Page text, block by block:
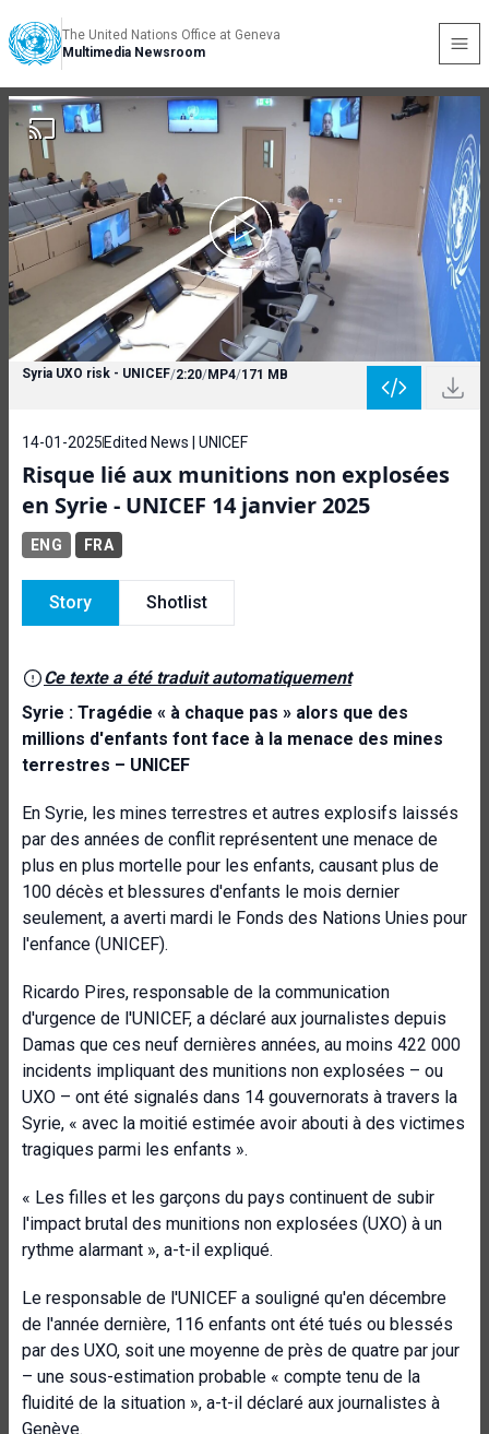
The United Nations Office at Geneva
Multimedia Newsroom
Syria UXO risk - UNICEF/2:20/MP4/171 MB
14-01-2025 Edited News | UNICEF
Risque lié aux munitions non explosées
en Syrie - UNICEF 14 janvier 2025
ENG FRA
Story Shotlist
Ce texte a été traduit automatiquement
Syrie : Tragédie « à chaque pas » alors que des
millions d'enfants font face à la menace des mines
terrestres – UNICEF
En Syrie, les mines terrestres et autres explosifs laissés
par des années de conflit représentent une menace de
plus en plus mortelle pour les enfants, causant plus de
100 décès et blessures d'enfants le mois dernier
seulement, a averti mardi le Fonds des Nations Unies pour
l'enfance (UNICEF).
Ricardo Pires, responsable de la communication
d'urgence de l'UNICEF, a déclaré aux journalistes depuis
Damas que ces neuf dernières années, au moins 422 000
incidents impliquant des munitions non explosées – ou
UXO – ont été signalés dans 14 gouvernorats à travers la
Syrie, « avec la moitié estimée avoir abouti à des victimes
tragiques parmi les enfants ».
« Les filles et les garçons du pays continuent de subir
l'impact brutal des munitions non explosées (UXO) à un
rythme alarmant », a-t-il expliqué.
Le responsable de l'UNICEF a souligné qu'en décembre
de l'année dernière, 116 enfants ont été tués ou blessés
par des UXO, soit une moyenne de près de quatre par jour
– une sous-estimation probable « compte tenu de la
fluidité de la situation », a-t-il déclaré aux journalistes à
Genève.